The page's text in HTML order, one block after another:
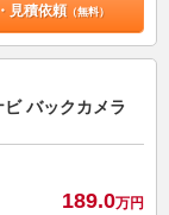
見積依頼（無料）
バックカメラ
189.0万円